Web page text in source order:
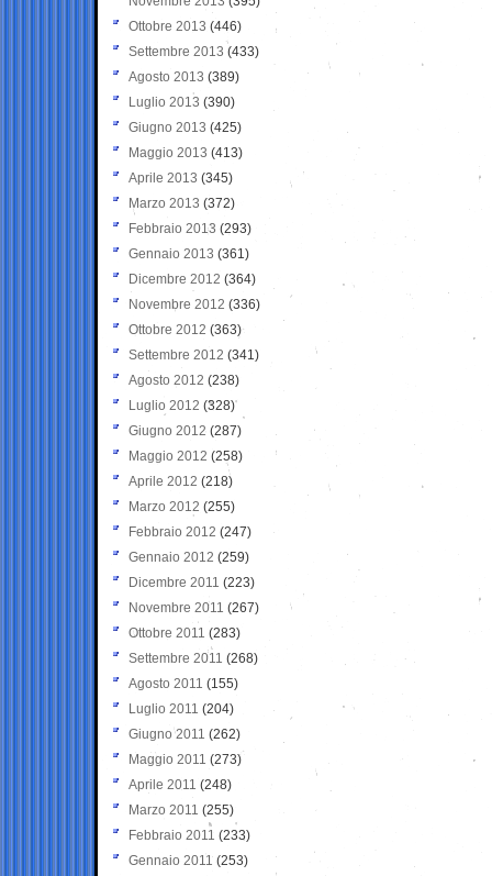
Ottobre 2013 (446)
Settembre 2013 (433)
Agosto 2013 (389)
Luglio 2013 (390)
Giugno 2013 (425)
Maggio 2013 (413)
Aprile 2013 (345)
Marzo 2013 (372)
Febbraio 2013 (293)
Gennaio 2013 (361)
Dicembre 2012 (364)
Novembre 2012 (336)
Ottobre 2012 (363)
Settembre 2012 (341)
Agosto 2012 (238)
Luglio 2012 (328)
Giugno 2012 (287)
Maggio 2012 (258)
Aprile 2012 (218)
Marzo 2012 (255)
Febbraio 2012 (247)
Gennaio 2012 (259)
Dicembre 2011 (223)
Novembre 2011 (267)
Ottobre 2011 (283)
Settembre 2011 (268)
Agosto 2011 (155)
Luglio 2011 (204)
Giugno 2011 (262)
Maggio 2011 (273)
Aprile 2011 (248)
Marzo 2011 (255)
Febbraio 2011 (233)
Gennaio 2011 (253)